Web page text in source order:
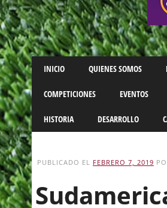
Main menu
Skip
to
content
INICIO QUIENES SOMOS
COMPETICIONES EVENTOS
HISTORIA DESARROLLO
PUBLICADO EL FEBRERO 7, 2019